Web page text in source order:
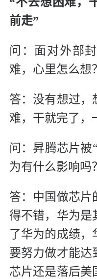
前走”
问：面对外部
难，心里怎么想？
答：没有想过，
难，干就完了，
问：昇腾芯片被
为有什么影响吗？
答：中国做芯片
得不错，华为是
了华为的成绩，
要努力做才能达
芯片还是落后美